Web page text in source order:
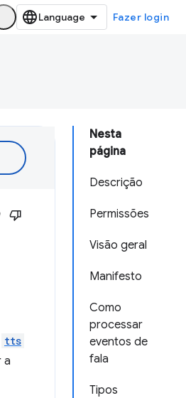
Fazer login
Nesta
página
Descrição
Permissões
Visão geral
Manifesto
Como
processar
eventos de
fala
Tipos
tts
a